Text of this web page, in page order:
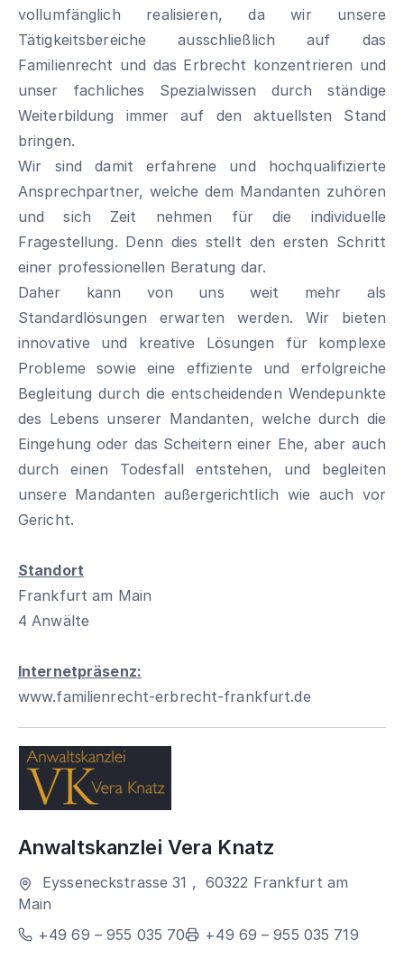
vollumfänglich realisieren, da wir unsere
Tätigkeitsbereiche ausschließlich auf das
Familienrecht und das Erbrecht konzentrieren und
unser fachliches Spezialwissen durch ständige
Weiterbildung immer auf den aktuellsten Stand
bringen.
Wir sind damit erfahrene und hochqualifizierte
Ansprechpartner, welche dem Mandanten zuhören
und sich Zeit nehmen für die individuelle
Fragestellung. Denn dies stellt den ersten Schritt
einer professionellen Beratung dar.
Daher kann von uns weit mehr als
Standardlösungen erwarten werden. Wir bieten
innovative und kreative Lösungen für komplexe
Probleme sowie eine effiziente und erfolgreiche
Begleitung durch die entscheidenden Wendepunkte
des Lebens unserer Mandanten, welche durch die
Eingehung oder das Scheitern einer Ehe, aber auch
durch einen Todesfall entstehen, und begleiten
unsere Mandanten außergerichtlich wie auch vor
Gericht.
Standort
Frankfurt am Main
4 Anwälte
Internetpräsenz:
www.familienrecht-erbrecht-frankfurt.de
Anwaltskanzlei Vera Knatz
Eysseneckstrasse 31 , 60322 Frankfurt am
Main
+49 69 – 955 035 70
+49 69 – 955 035 719